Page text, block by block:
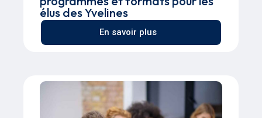
élus des Yvelines
En savoir plus